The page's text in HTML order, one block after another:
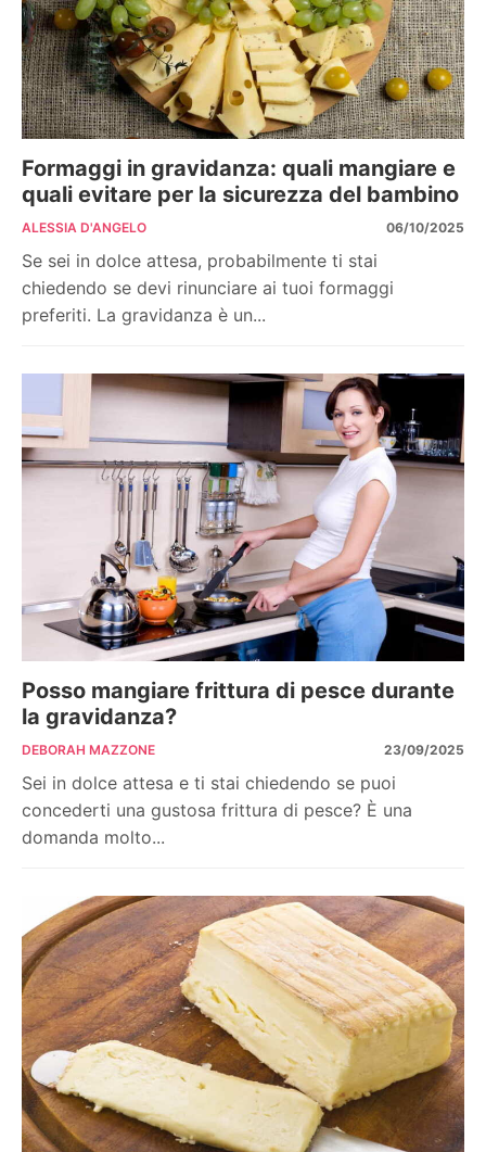
Formaggi in gravidanza: quali mangiare e
quali evitare per la sicurezza del bambino
ALESSIA D'ANGELO 06/10/2025
Se sei in dolce attesa, probabilmente ti stai
chiedendo se devi rinunciare ai tuoi formaggi
preferiti. La gravidanza è un...
Posso mangiare frittura di pesce durante
la gravidanza?
DEBORAH MAZZONE 23/09/2025
Sei in dolce attesa e ti stai chiedendo se puoi
concederti una gustosa frittura di pesce? È una
domanda molto...